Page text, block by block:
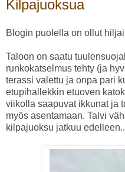
Kilpajuoksua
Blogin puolella on ollut
Taloon on saatu
runkokatselmus tehty (ja
terassi valettu ja onpa pari
etupihallekkin etuoven
viikolla saapuvat ikkunat ja
myös asentamaan. Talvi
kilpajuoksu jatkuu